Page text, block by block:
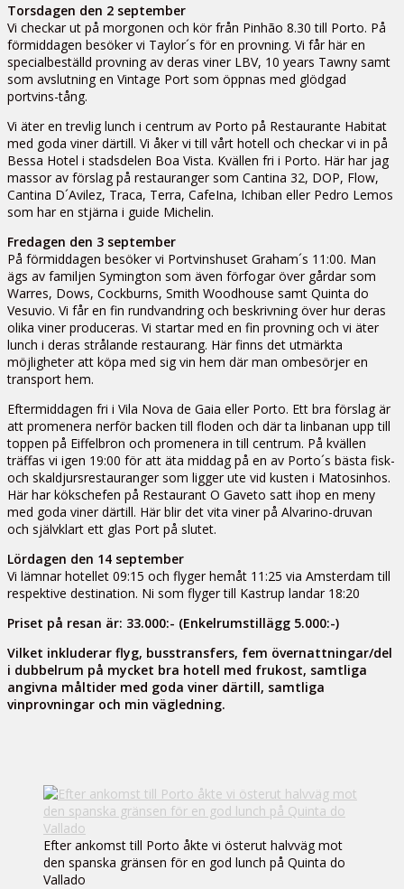
Torsdagen den 2 september
Vi checkar ut på morgonen och kör från Pinhão 8.30 till Porto. På
förmiddagen besöker vi Taylor´s för en provning. Vi får här en
specialbeställd provning av deras viner LBV, 10 years Tawny samt
som avslutning en Vintage Port som öppnas med glödgad
portvins-tång.
Vi äter en trevlig lunch i centrum av Porto på Restaurante Habitat
med goda viner därtill. Vi åker vi till vårt hotell och checkar vi in på
Bessa Hotel i stadsdelen Boa Vista. Kvällen fri i Porto. Här har jag
massor av förslag på restauranger som Cantina 32, DOP, Flow,
Cantina D´Avilez, Traca, Terra, CafeIna, Ichiban eller Pedro Lemos
som har en stjärna i guide Michelin.
Fredagen den 3 september
På förmiddagen besöker vi Portvinshuset Graham´s 11:00. Man
ägs av familjen Symington som även förfogar över gårdar som
Warres, Dows, Cockburns, Smith Woodhouse samt Quinta do
Vesuvio. Vi får en fin rundvandring och beskrivning över hur deras
olika viner produceras. Vi startar med en fin provning och vi äter
lunch i deras strålande restaurang. Här finns det utmärkta
möjligheter att köpa med sig vin hem där man ombesörjer en
transport hem.
Eftermiddagen fri i Vila Nova de Gaia eller Porto. Ett bra förslag är
att promenera nerför backen till floden och där ta linbanan upp till
toppen på Eiffelbron och promenera in till centrum. På kvällen
träffas vi igen 19:00 för att äta middag på en av Porto´s bästa fisk-
och skaldjursrestauranger som ligger ute vid kusten i Matosinhos.
Här har kökschefen på Restaurant O Gaveto satt ihop en meny
med goda viner därtill. Här blir det vita viner på Alvarino-druvan
och självklart ett glas Port på slutet.
Lördagen den 14 september
Vi lämnar hotellet 09:15 och flyger hemåt 11:25 via Amsterdam till
respektive destination. Ni som flyger till Kastrup landar 18:20
Priset på resan är: 33.000:- (Enkelrumstillägg 5.000:-)
Vilket inkluderar flyg, busstransfers, fem övernattningar/del
i dubbelrum på mycket bra hotell med frukost, samtliga
angivna måltider med goda viner därtill, samtliga
vinprovningar och min vägledning.
Efter ankomst till Porto åkte vi österut halvväg mot
den spanska gränsen för en god lunch på Quinta do
Vallado